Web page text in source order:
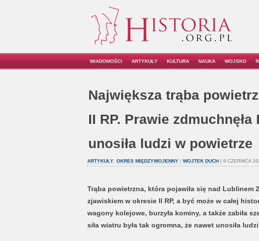
WIADOMOŚCI ARTYKUŁY KULTURA NAUKA WOJSKO
Największa trąba
II RP. Prawie zdmuchnęła
unosiła ludzi w powietrze
ARTYKUŁY, OKRES MIĘDZYWOJENNY| WOJTEK DUCH| 9 CZERWCA
Trąba powietrzna, która pojawiła się nad Lublinem
zjawiskiem w okresie II RP, a być może w całej
wagony kolejowe, burzyła kominy, a także zabiła
siła wiatru była tak ogromna, że nawet unosiła